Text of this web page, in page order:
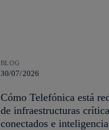
BLOG
30/07/2026
Cómo Telefónica está
de infraestructuras
conectados e